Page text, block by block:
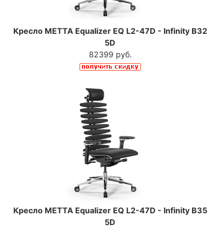
Кресло МЕТТА Equalizer EQ L2-47D - Infinity B32
5D
82399 руб.
Кресло МЕТТА Equalizer EQ L2-47D - Infinity В35
5D